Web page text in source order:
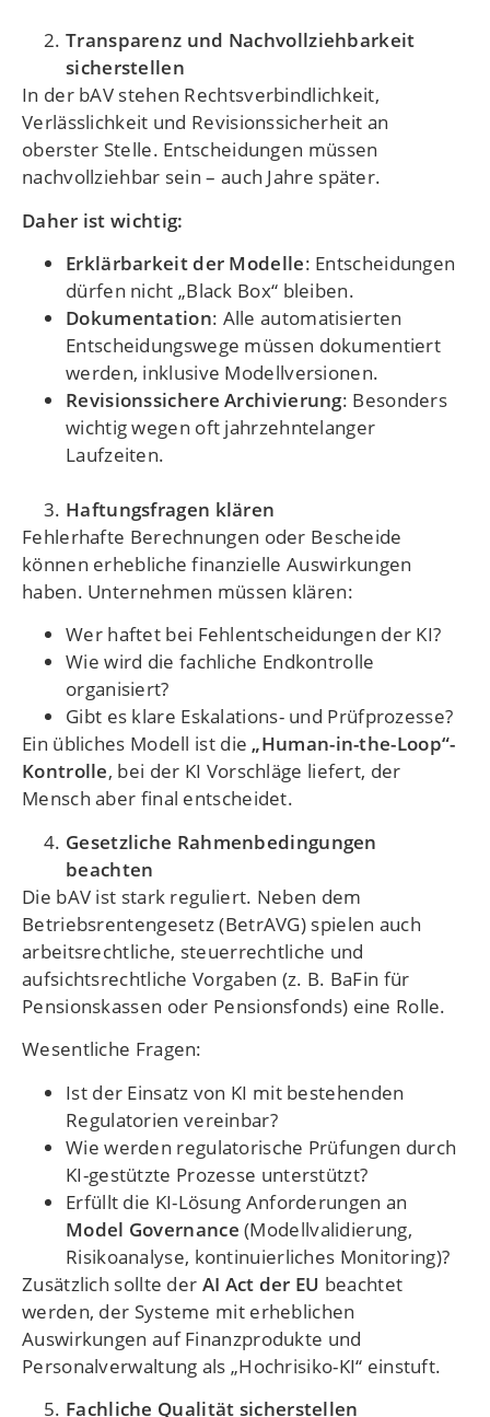
Transparenz und Nachvollziehbarkeit
sicherstellen
In der bAV stehen Rechtsverbindlichkeit,
Verlässlichkeit und Revisionssicherheit an
oberster Stelle. Entscheidungen müssen
nachvollziehbar sein – auch Jahre später.
Daher ist wichtig:
Erklärbarkeit der Modelle: Entscheidungen
dürfen nicht „Black Box“ bleiben.
Dokumentation: Alle automatisierten
Entscheidungswege müssen dokumentiert
werden, inklusive Modellversionen.
Revisionssichere Archivierung: Besonders
wichtig wegen oft jahrzehntelanger
Laufzeiten.
Haftungsfragen klären
Fehlerhafte Berechnungen oder Bescheide
können erhebliche finanzielle Auswirkungen
haben. Unternehmen müssen klären:
Wer haftet bei Fehlentscheidungen der KI?
Wie wird die fachliche Endkontrolle
organisiert?
Gibt es klare Eskalations- und Prüfprozesse?
Ein übliches Modell ist die„Human-in-the-Loop“-
Kontrolle, bei der KI Vorschläge liefert, der
Mensch aber final entscheidet.
Gesetzliche Rahmenbedingungen
beachten
Die bAV ist stark reguliert. Neben dem
Betriebsrentengesetz (BetrAVG) spielen auch
arbeitsrechtliche, steuerrechtliche und
aufsichtsrechtliche Vorgaben (z. B. BaFin für
Pensionskassen oder Pensionsfonds) eine Rolle.
Wesentliche Fragen:
Ist der Einsatz von KI mit bestehenden
Regulatorien vereinbar?
Wie werden regulatorische Prüfungen durch
KI-gestützte Prozesse unterstützt?
Erfüllt die KI-Lösung Anforderungen an
Model Governance (Modellvalidierung,
Risikoanalyse, kontinuierliches Monitoring)?
Zusätzlich sollte der AI Act der EU beachtet
werden, der Systeme mit erheblichen
Auswirkungen auf Finanzprodukte und
Personalverwaltung als „Hochrisiko-KI“ einstuft.
Fachliche Qualität sicherstellen